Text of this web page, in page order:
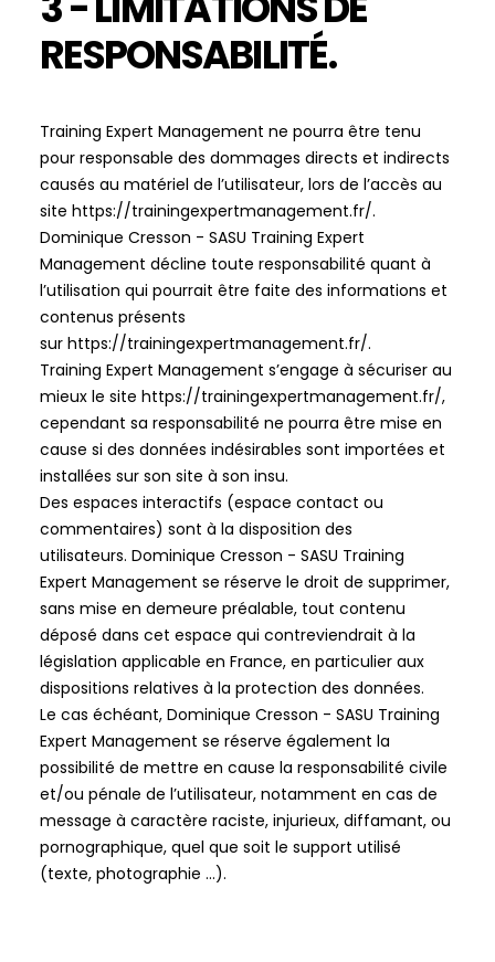
RESPONSABILITÉ.
Training Expert Management ne pourra être tenu
pour responsable des dommages directs et indirects
causés au matériel de l’utilisateur, lors de l’accès au
site https://trainingexpertmanagement.fr/.
Dominique Cresson - SASU Training Expert
Management décline toute responsabilité quant à
l’utilisation qui pourrait être faite des informations et
contenus présents
sur https://trainingexpertmanagement.fr/.
Training Expert Management s’engage à sécuriser au
mieux le site https://trainingexpertmanagement.fr/,
cependant sa responsabilité ne pourra être mise en
cause si des données indésirables sont importées et
installées sur son site à son insu.
Des espaces interactifs (espace contact ou
commentaires) sont à la disposition des
utilisateurs. Dominique Cresson - SASU Training
Expert Management se réserve le droit de supprimer,
sans mise en demeure préalable, tout contenu
déposé dans cet espace qui contreviendrait à la
législation applicable en France, en particulier aux
dispositions relatives à la protection des données.
Le cas échéant, Dominique Cresson - SASU Training
Expert Management se réserve également la
possibilité de mettre en cause la responsabilité civile
et/ou pénale de l’utilisateur, notamment en cas de
message à caractère raciste, injurieux, diffamant, ou
pornographique, quel que soit le support utilisé
(texte, photographie …).